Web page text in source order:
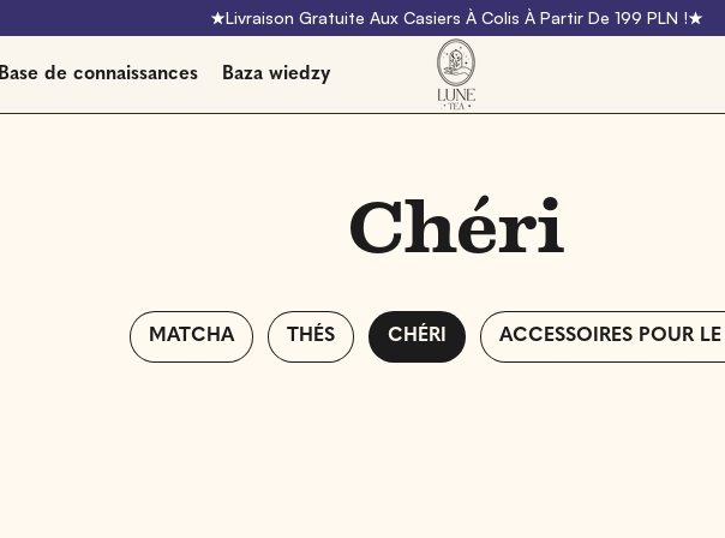
Livraison Gratuite Aux Casiers À Colis À Partir De 199 PLN !
Base de connaissances Baza wiedzy
Chéri
MATCHA THÉS CHÉRI ACCESSOIRES POUR